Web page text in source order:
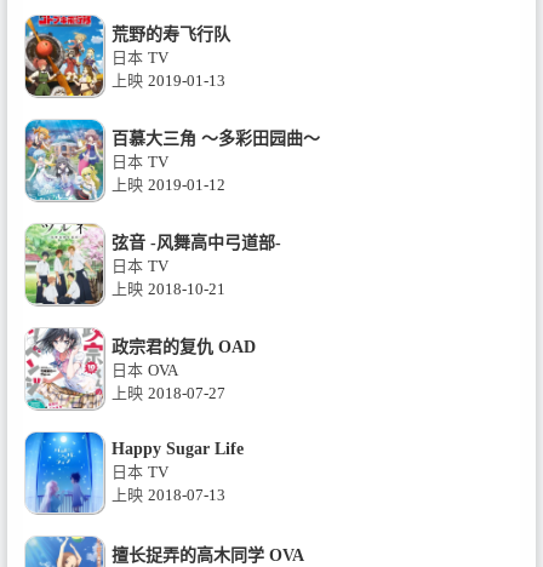
荒野的寿飞行队
日本 TV
上映 2019-01-13
百慕大三角 ～多彩田园曲～
日本 TV
上映 2019-01-12
弦音 -风舞高中弓道部-
日本 TV
上映 2018-10-21
政宗君的复仇 OAD
日本 OVA
上映 2018-07-27
Happy Sugar Life
日本 TV
上映 2018-07-13
擅长捉弄的高木同学 OVA